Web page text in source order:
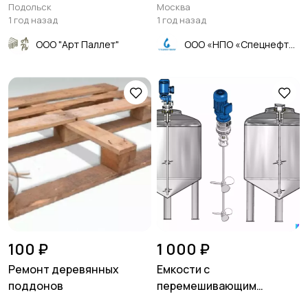
Подольск
1 год назад
ООО "Арт Паллет"
Москва
1 год назад
100 ₽
Ремонт деревянных
поддонов
1 000 ₽
Емкости с
перемешивающим